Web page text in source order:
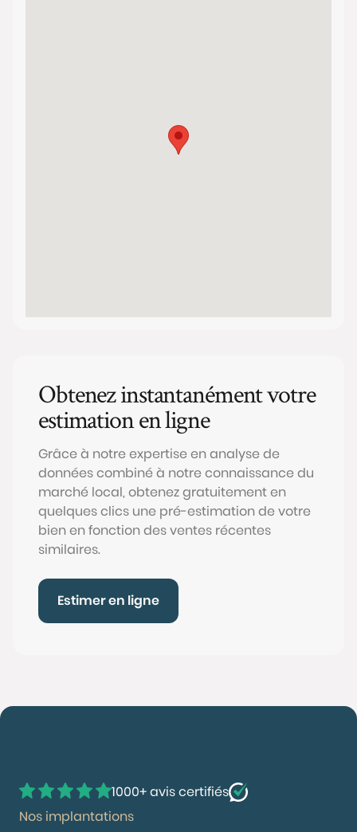
Obtenez instantanément votre
estimation en ligne
Grâce à notre expertise en analyse de
données combiné à notre connaissance du
marché local, obtenez gratuitement en
quelques clics une pré-estimation de votre
bien en fonction des ventes récentes
similaires.
Estimer en ligne
1000+ avis certifiés
Nos implantations